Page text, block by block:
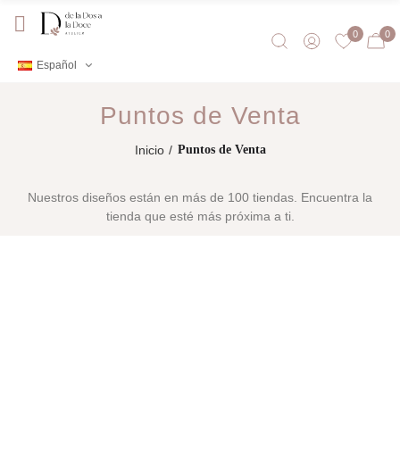
Español
0 0
Puntos de Venta
Inicio Puntos de Venta
Nuestros diseños están en más de 100 tiendas. Encuentra la
tienda que esté más próxima a ti.